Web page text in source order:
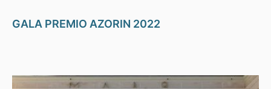
GALA PREMIO AZORIN 2022